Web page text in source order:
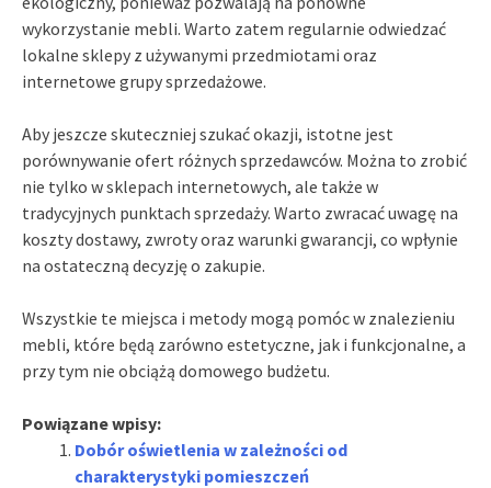
wykorzystanie mebli. Warto zatem regularnie odwiedzać
lokalne sklepy z używanymi przedmiotami oraz
internetowe grupy sprzedażowe.
Aby jeszcze skuteczniej szukać okazji, istotne jest
porównywanie ofert różnych sprzedawców. Można to zrobić
nie tylko w sklepach internetowych, ale także w
tradycyjnych punktach sprzedaży. Warto zwracać uwagę na
koszty dostawy, zwroty oraz warunki gwarancji, co wpłynie
na ostateczną decyzję o zakupie.
Wszystkie te miejsca i metody mogą pomóc w znalezieniu
mebli, które będą zarówno estetyczne, jak i funkcjonalne, a
przy tym nie obciążą domowego budżetu.
Powiązane wpisy:
Dobór oświetlenia w zależności od
charakterystyki pomieszczeń